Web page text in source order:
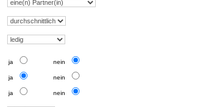
ja nein
ja nein
ja nein